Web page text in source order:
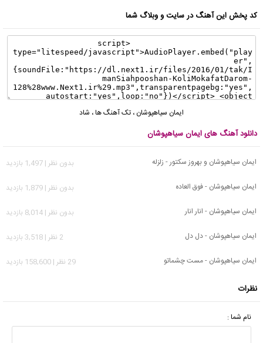
کد پخش این آهنگ در سایت و وبلاگ شما
ایمان سیاهپوشان ، تک آهنگ ها، شاد
دانلود آهنگ های ایمان سیاهپوشان
ایمان سیاهپوشان و بهروز سکتور - زلزله
بدون نظر | 1,497 بازدید
ایمان سیاهپوشان - فوق العاده
بدون نظر | 1,879 بازدید
ایمان سیاهپوشان - انار انار
بدون نظر | 8,014 بازدید
ایمان سیاهپوشان - دل دل
2 نظر | 3,518 بازدید
ایمان سیاهپوشان - مست چشماتو
29 نظر | 158,600 بازدید
نظرات
نام شما :